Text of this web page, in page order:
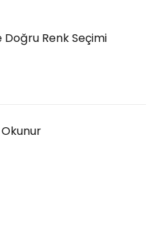
Doğru Renk Seçimi
Okunur